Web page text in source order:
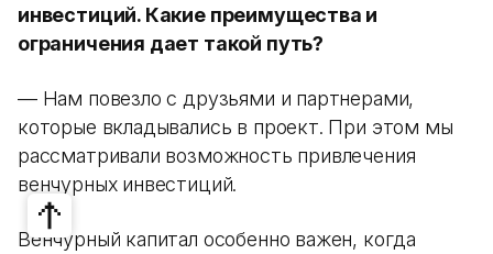
инвестиций. Какие преимущества и
ограничения дает такой путь?
— Нам повезло с друзьями и партнерами,
которые вкладывались в проект. При этом мы
рассматривали возможность привлечения
венчурных инвестиций.
Венчурный капитал особенно важен, когда